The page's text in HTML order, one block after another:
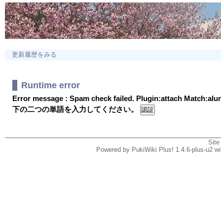
更新履歴をみる
Runtime error
Error message : Spam check failed. Plugin:attach
下の二つの単語を入力してください。
Powered by PukiWiki Plus! 1.4.6-plus-u2